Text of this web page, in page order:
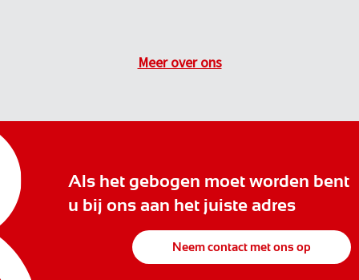
Meer over ons
Als het gebogen moet worden bent
u bij ons aan het juiste adres
Neem contact met ons op